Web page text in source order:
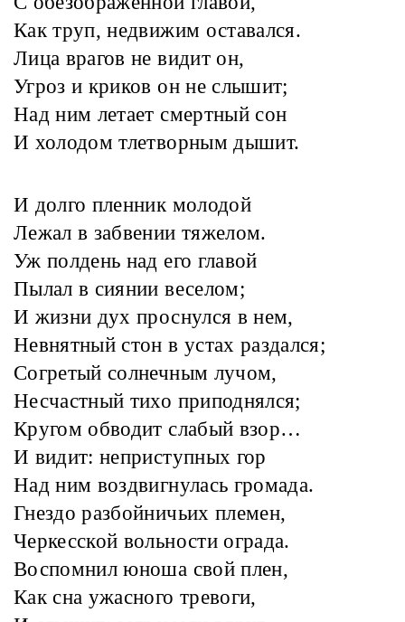
Как труп, недвижим оставался.
Лица врагов не видит он,
Угроз и криков он не слышит;
Над ним летает смертный сон
И холодом тлетворным дышит.
И долго пленник молодой
Лежал в забвении тяжелом.
Уж полдень над его главой
Пылал в сиянии веселом;
И жизни дух проснулся в нем,
Невнятный стон в устах раздался;
Согретый солнечным лучом,
Несчастный тихо приподнялся;
Кругом обводит слабый взор…
И видит: неприступных гор
Над ним воздвигнулась громада.
Гнездо разбойничьих племен,
Черкесской вольности ограда.
Воспомнил юноша свой плен,
Как сна ужасного тревоги,